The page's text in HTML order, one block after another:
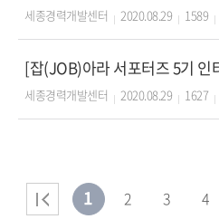
세종경력개발센터 2020.08.29 1589
세종경력개발센터 2020.08.29 1627
1 2 3 4